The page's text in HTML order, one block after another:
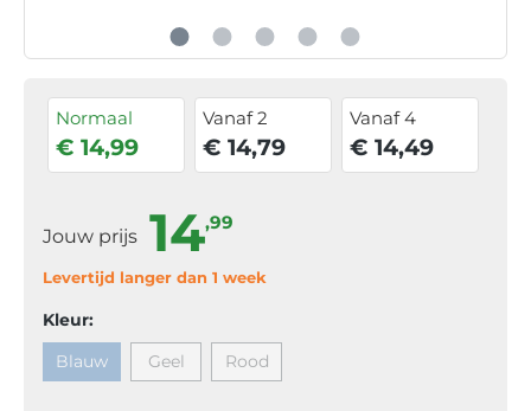
Normaal
€ 14,99
Vanaf 2
€ 14,79
Vanaf 4
€ 14,49
Jouw prijs 14,99
Levertijd langer dan 1 week
Kleur:
Blauw
Geel Rood